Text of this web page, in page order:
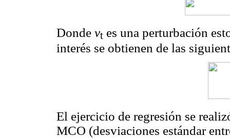
Donde vt es una perturbación
interés se obtienen de las
El ejercicio de regresión se
MCO (desviaciones estándar